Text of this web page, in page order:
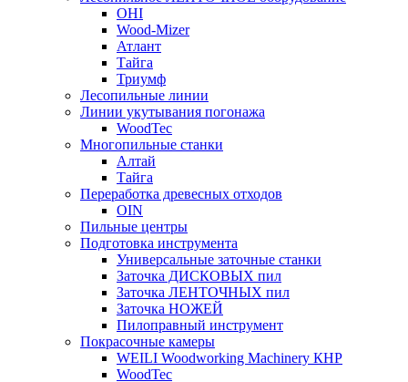
OHI
Wood-Mizer
Атлант
Тайга
Триумф
Лесопильные линии
Линии укутывания погонажа
WoodTec
Многопильные станки
Алтай
Тайга
Переработка древесных отходов
OIN
Пильные центры
Подготовка инструмента
Универсальные заточные станки
Заточка ДИСКОВЫХ пил
Заточка ЛЕНТОЧНЫХ пил
Заточка НОЖЕЙ
Пилоправный инструмент
Покрасочные камеры
WEILI Woodworking Machinery КНР
WoodTec